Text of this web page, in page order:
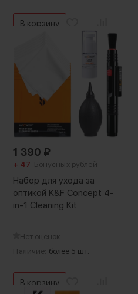
В корзину
1 390 ₽
+ 47 Бонусных рублей
Набор для ухода за
оптикой K&F Concept 4-
in-1 Cleaning Kit
Нет оценок
Наличие: более 5 шт.
В корзину